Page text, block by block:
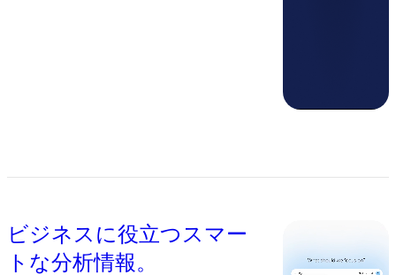
ビジネスに役立つスマー
トな分析情報。